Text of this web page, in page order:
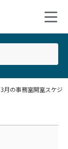
3月の事務室開室スケジ